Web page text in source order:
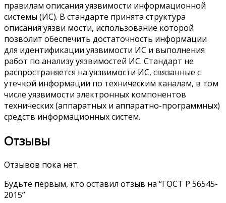
правилам описания уязвимости информационной
системы (ИС). В стандарте принята структура
описания уязви мости, использование которой
позволит обеспечить достаточность информации
для идентификации уязвимости ИС и выполнения
работ по анализу уязвимостей ИС. Стандарт не
распространяется на уязвимости ИС, связанные с
утечкой информации по техническим каналам, в том
числе уязвимости электронных компонентов
технических (аппаратных и аппаратно-программных)
средств информационных систем.
Отзывы
Отзывов пока нет.
Будьте первым, кто оставил отзыв на “ГОСТ Р 56545-
2015”